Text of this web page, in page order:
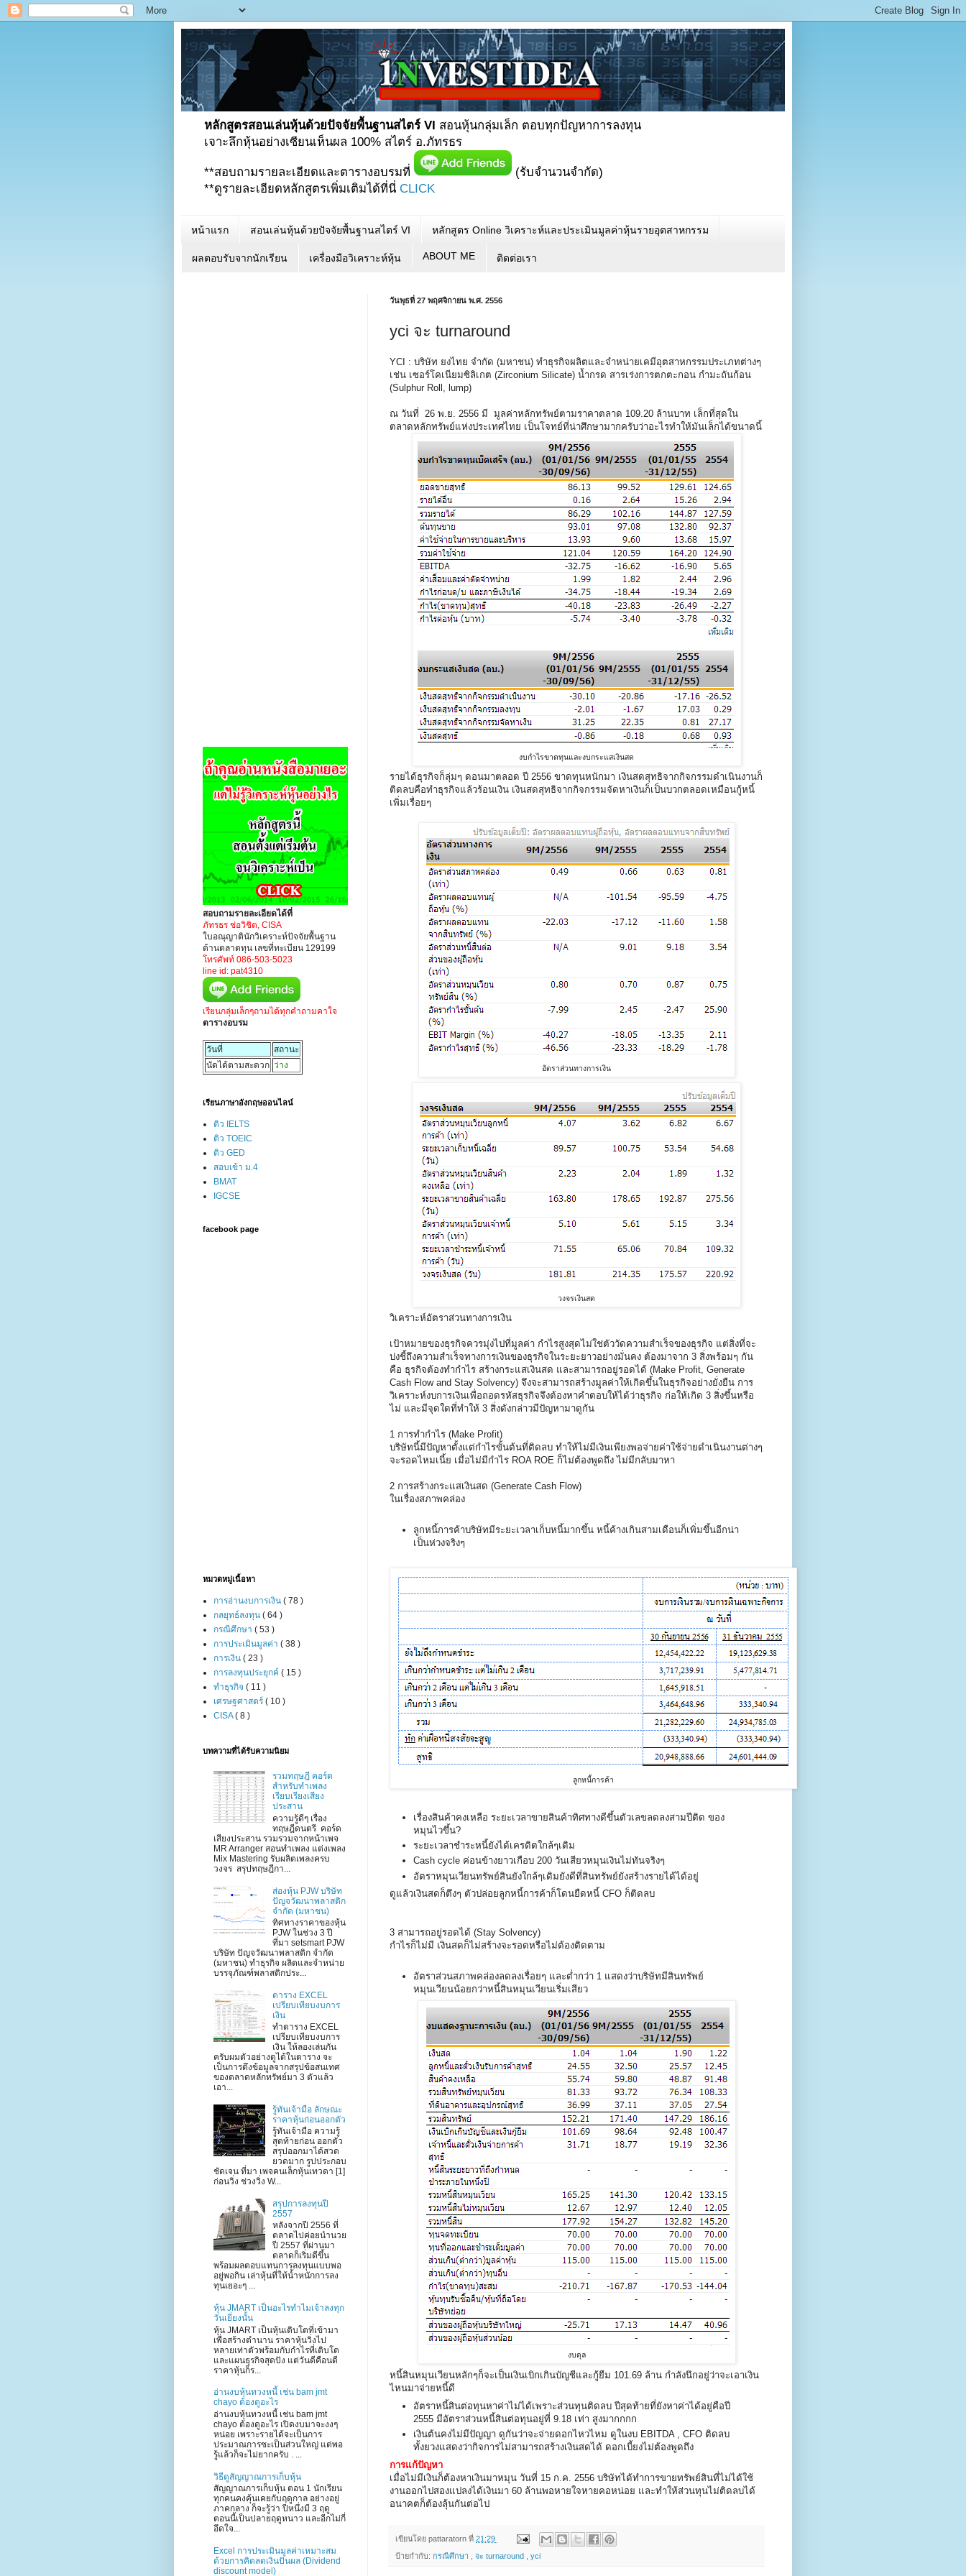
หลักสูตรสอนเล่นหุ้นด้วยปัจจัยพื้นฐานสไตร์ VI สอนหุ้นกลุ่มเล็ก ตอบทุกปัญหาการลงทุน
เจาะลึกหุ้นอย่างเซียนเห็นผล 100% สไตร์ อ.ภัทรธร
**สอบถามรายละเอียดและตารางอบรมที่
(รับจำนวนจำกัด)
**ดูรายละเอียดหลักสูตรเพิ่มเติมได้ที่นี่ CLICK
หน้าแรก สอนเล่นหุ้นด้วยปัจจัยพื้นฐานสไตร์ VI หลักสูตร Online วิเคราะห์และประเมินมูลค่าหุ้นรายอุตสาหกรรม
ผลตอบรับจากนักเรียน เครื่องมือวิเคราะห์หุ้น ABOUT ME ติดต่อเรา
วันพุธที่ 27 พฤศจิกายน พ.ศ. 2556
yci จะ turnaround
YCI : บริษัท ยงไทย จำกัด (มหาชน) ทำธุรกิจผลิตและจำหน่ายเคมีอุตสาหกรรมประเภทต่างๆ
เช่น เซอร์โคเนียมซิลิเกต (Zirconium Silicate) น้ำกรด สารเร่งการตกตะกอน กำมะถันก้อน
(Sulphur Roll, lump)
ณ วันที่ 26 พ.ย. 2556 มี มูลค่าหลักทรัพย์ตามราคาตลาด 109.20 ล้านบาท เล็กที่สุดใน
ตลาดหลักทรัพย์แห่งประเทศไทย เป็นโจทย์ที่น่าศึกษามากครับว่าอะไรทำให้มันเล็กได้ขนาดนี้
งบกำไรขาดทุนและงบกระแสเงินสด
รายได้ธุรกิจก็ลุ่มๆ ดอนมาตลอด ปี 2556 ขาดทุนหนักมา เงินสดสุทธิจากกิจกรรมดำเนินงานก็
ติดลบคือทำธุรกิจแล้วร้อนเงิน เงินสดสุทธิจากกิจกรรมจัดหาเงินก็เป็นบวกตลอดเหมือนกู้หนี้
เพิ่มเรื่อยๆ
อัตราส่วนทางการเงิน
วงจรเงินสด
วิเคราะห์อัตราส่วนทางการเงิน
เป้าหมายของธุรกิจควรมุ่งไปที่มูลค่า กำไรสูงสุดไม่ใช่ตัววัดความสำเร็จของธุรกิจ แต่สิ่งที่จะ
บ่งชี้ถึงความสำเร็จทางการเงินของธุรกิจในระยะยาวอย่างมั่นคง ต้องมาจาก 3 สิ่งพร้อมๆ กัน
คือ ธุรกิจต้องทำกำไร สร้างกระแสเงินสด และสามารถอยู่รอดได้ (Make Profit, Generate
Cash Flow and Stay Solvency) จึงจะสามารถสร้างมูลค่าให้เกิดขึ้นในธุรกิจอย่างยั่งยืน การ
วิเคราะห์งบการเงินเพื่อถอดรหัสธุรกิจจึงต้องหาคำตอบให้ได้ว่าธุรกิจ ก่อให้เกิด 3 สิ่งขึ้นหรือ
ไม่ และมีจุดใดที่ทำให้ 3 สิ่งดังกล่าวมีปัญหามาดูกัน
1 การทำกำไร (Make Profit)
บริษัทนี้มีปัญหาตั้งแต่กำไรขั้นต้นที่ติดลบ ทำให้ไม่มีเงินเพียงพอจ่ายค่าใช้จ่ายดำเนินงานต่างๆ
จะรอดไหมเนี้ย เมื่อไม่มีกำไร ROA ROE ก็ไม่ต้องพูดถึง ไม่มีกลับมาหา
2 การสร้างกระแสเงินสด (Generate Cash Flow)
ในเรื่องสภาพคล่อง
ลูกหนี้การค้าบริษัทมีระยะเวลาเก็บหนี้มากขึ้น หนี้ค้างเกินสามเดือนก็เพิ่มขึ้นอีกน่า
เป็นห่วงจริงๆ
ลูกหนี้การค้า
เรื่องสินค้าคงเหลือ ระยะเวลาขายสินค้าทิศทางดีขึ้นตัวเลขลดลงสามปีติด ของ
หมุนไวขึ้น?
ระยะเวลาชำระหนี้ยังได้เครดิตใกล้ๆเดิม
Cash cycle ค่อนข้างยาวเกือบ 200 วันเสียวหมุนเงินไม่ทันจริงๆ
อัตราหมุนเวียนทรัพย์สินยังใกล้ๆเดิมยังดีที่สินทรัพย์ยังสร้างรายได้ได้อยู่
ดูแล้วเงินสดก็ตึงๆ ตัวปล่อยลูกหนี้การค้าก็โดนยืดหนี้ CFO ก็ติดลบ
3 สามารถอยู่รอดได้ (Stay Solvency)
กำไรก็ไม่มี เงินสดก็ไม่สร้างจะรอดหรือไม่ต้องติดตาม
อัตราส่วนสภาพคล่องลดลงเรื่อยๆ และต่ำกว่า 1 แสดงว่าบริษัทมีสินทรัพย์
หมุนเวียนน้อยกว่าหนี้สินหมุนเวียนเริ่มเสียว
งบดุล
หนี้สินหมุนเวียนหลักๆก็จะเป็นเงินเบิกเกินบัญชีและกู้ยืม 101.69 ล้าน กำลังนึกอยู่ว่าจะเอาเงิน
ไหนมาจ่ายหนี้ดี
อัตราหนี้สินต่อทุนหาค่าไม่ได้เพราะส่วนทุนติดลบ ปีสุดท้ายที่ยังหาค่าได้อยู่คือปี
2555 มีอัตราส่วนหนี้สินต่อทุนอยู่ที่ 9.18 เท่า สูงมากกกก
เงินต้นคงไม่มีปัญญา ดูกันว่าจะจ่ายดอกไหวไหม ดูในงบ EBITDA , CFO ติดลบ
ทั้งยวงแสดงว่ากิจการไม่สามารถสร้างเงินสดได้ ดอกเบี้ยงไม่ต้องพูดถึง
การแก้ปัญหา
เมื่อไม่มีเงินก็ต้องหาเงินมาหมุน วันที่ 15 ก.ค. 2556 บริษัทได้ทำการขายทรัพย์สินที่ไม่ได้ใช้
งานออกไปสองแปลงได้เงินมา 60 ล้านพอหายใจหายคอหน่อย และทำให้ส่วนทุนไม่ติดลบได้
อนาคตก็ต้องลุ้นกันต่อไป
เขียนโดย pattaratorn ที่ 21:29
ป้ายกำกับ: กรณีศึกษา จะ turnaround yci
สอบถามรายละเอียดได้ที่
ภัทรธร ช่อวิชิต, CISA
ใบอณุญาตินักวิเคราะห์ปัจจัยพื้นฐาน
ด้านตลาดทุน เลขที่ทะเบียน 129199
โทรศัพท์ 086-503-5023
line id: pat4310
เรียนกลุ่มเล็กๆถามได้ทุกคำถามคาใจ
ตารางอบรม
วันที่
สถานะ
นัดได้ตามสะดวก ว่าง
เรียนภาษาอังกฤษออนไลน์
ติว IELTS
ติว TOEIC
ติว GED
สอบเข้า ม.4
BMAT
IGCSE
facebook page
หมวดหมู่เนื้อหา
การอ่านงบการเงิน ( 78 )
กลยุทธ์ลงทุน ( 64 )
กรณีศึกษา ( 53 )
การประเมินมูลค่า ( 38 )
การเงิน ( 23 )
การลงทุนประยุกค์ ( 15 )
ทำธุรกิจ ( 11 )
เศรษฐศาสตร์ ( 10 )
CISA( 8 )
บทความที่ได้รับความนิยม
รวมทฤษฎี คอร์ด
สำหรับทำเพลง
เรียบเรียงเสียง
ประสาน
ความรู้ดีๆ เรื่อง
ทฤษฎีดนตรี คอร์ด
เสียงประสาน รวมรวมจากหน้าเพจ
MR Arranger สอนทำเพลง แต่งเพลง
Mix Mastering รับผลิตเพลงครบ
วงจร สรุปทฤษฎีกา...
ส่องหุ้น PJW บริษัท
ปัญจวัฒนาพลาสติก
จำกัด (มหาชน)
ทิศทางราคาของหุ้น
PJW ในช่วง 3 ปี
ที่มา setsmart PJW
บริษัท ปัญจวัฒนาพลาสติก จำกัด
(มหาชน) ทำธุรกิจ ผลิตและจำหน่าย
บรรจุภัณฑ์พลาสติกประ...
ตาราง EXCEL
เปรียบเทียบงบการ
เงิน
ทำตาราง EXCEL
เปรียบเทียบงบการ
เงิน ให้ลองเล่นกัน
ครับผมตัวอย่างดูได้ในตาราง จะ
เป็นการดึงข้อมูลจากสรุปข้อสนเทศ
ของตลาดหลักทรัพย์มา 3 ตัวแล้ว
เอา...
รู้ทันเจ้ามือ ลักษณะ
ราคาหุ้นก่อนออกตัว
รู้ทันเจ้ามือ ความรู้
สุดท้ายก่อน ออกตัว
สรุปออกมาได้สวด
ยวดมาก รูปประกอบ
ชัดเจน ที่มา เพจคนเล็กหุ้นเทวดา [1]
ก่อนวิ่ง ช่วงวิ่ง W...
สรุปการลงทุนปี
2557
หลังจากปี 2556 ที่
ตลาดไปค่อยนำนวย
ปี 2557 ที่ผ่านมา
ตลาดก็เริ่มดีขึ้น
พร้อมผลตอบแทนการลงทุนแบบพอ
อยู่พอกิน เล่าหุ้นที่ให้น้ำหนักการลง
ทุนเยอะๆ ...
หุ้น JMART เป็นอะไรทำไมเจ้าลงทุก
วันเยี่ยงนั้น
หุ้น JMART เป็นหุ้นเติบโตที่เข้ามา
เพื่อสร้างตำนาน ราคาหุ้นวิ่งไป
หลายเท่าตัวพร้อมกับกำไรที่เติบโต
และแผนธุรกิจสุดปัง แต่วันดีคือนดี
ราคาหุ้นก็ร...
อ่านงบหุ้นทวงหนี้ เช่น bam jmt
chayo ต้องดูอะไร
อ่านงบหุ้นทวงหนี้ เช่น bam jmt
chayo ต้องดูอะไร เปิดงบมาจะงงๆ
หน่อย เพราะรายได้จะเป็นการ
ประมาณการซะเป็นส่วนใหญ่ แต่พอ
รู้แล้วก็จะไม่ยากครับ . ...
วิธีดูสัญญาณการเก็บหุ้น
สัญญาณการเก็บหุ้น ตอน 1 นักเรียน
ทุกคนคงคุ้นเคยกับฤดูกาล อย่างอยู่
ภาคกลาง ก็จะรู้ว่า ปีหนึ่งมี 3 ฤดู
ตอนนี้เป็นปลายฤดูหนาว และอีกไม่กี่
อึดใจ...
Excel การประเมินมูลค่าเหมาะสม
ด้วยการคิดลดเงินปันผล (Dividend
discount model)